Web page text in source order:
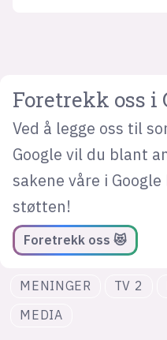
Foretrekk oss i
Ved å legge oss til
Google vil du blant
sakene våre i
støtten!
Foretrekk oss 😻
MENINGER TV 2
MEDIA